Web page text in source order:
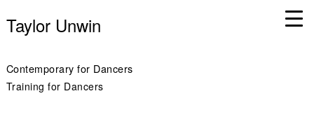
Taylor Unwin
Contemporary for Dancers
Training for Dancers